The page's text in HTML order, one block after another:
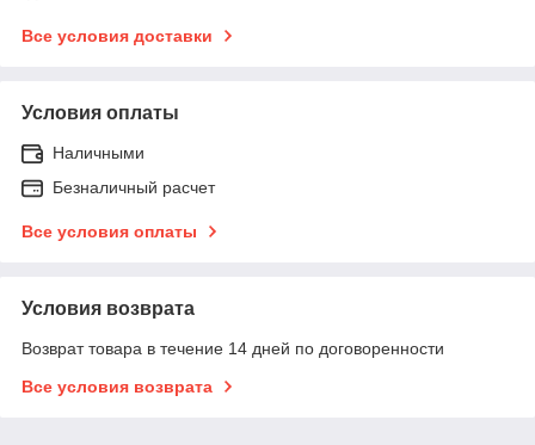
Все условия доставки
Условия оплаты
Наличными
Безналичный расчет
Все условия оплаты
Условия возврата
Возврат товара в течение 14 дней по договоренности
Все условия возврата